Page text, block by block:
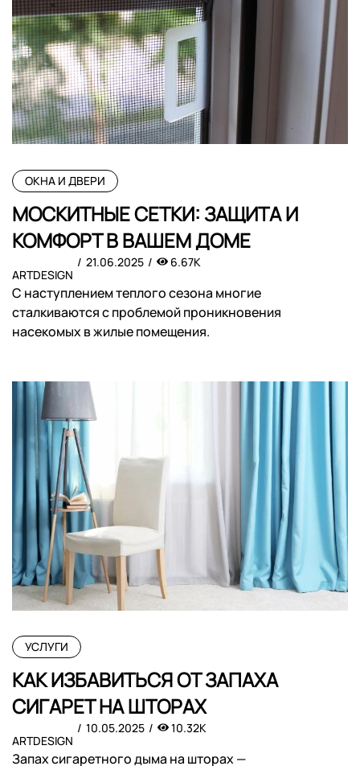
ОКНА И ДВЕРИ
МОСКИТНЫЕ СЕТКИ: ЗАЩИТА И
КОМФОРТ В ВАШЕМ ДОМЕ
ARTDESIGN
21.06.2025 6.67K
С наступлением теплого сезона многие
сталкиваются с проблемой проникновения
насекомых в жилые помещения.
УСЛУГИ
КАК ИЗБАВИТЬСЯ ОТ ЗАПАХА
СИГАРЕТ НА ШТОРАХ
ARTDESIGN
10.05.2025 10.32K
Запах сигаретного дыма на шторах —